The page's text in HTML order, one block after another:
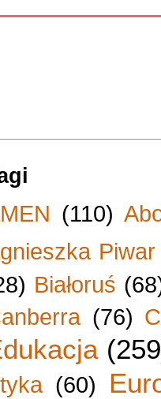
(110)
Piwar
Białoruś
(76)
(60)